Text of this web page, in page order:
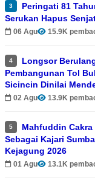
3
Peringati 81
Serukan Hapus
06 Agu 15.9K
4
Longsor
Pembangunan Tol
Sicincin Dinilai
02 Agu 13.9K
5
Mahfuddin
Sebagai Kajari
Kejagung 2026
01 Agu 13.1K